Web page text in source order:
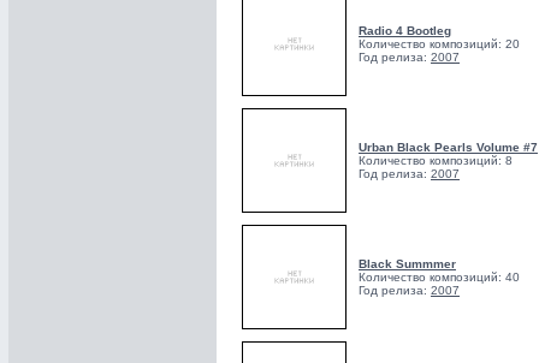
Radio 4 Bootleg
Количество композиций: 20
Год релиза: 2007
Urban Black Pearls Volume #7
Количество композиций: 8
Год релиза: 2007
Black Summmer
Количество композиций: 40
Год релиза: 2007